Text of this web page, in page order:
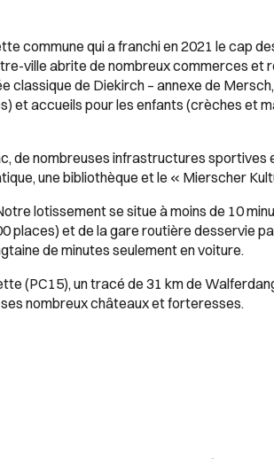
commune qui a franchi en 2021 le cap
ville abrite de nombreux commerces
classique de Diekirch – annexe de
accueils pour les enfants (crèches et
de nombreuses infrastructures
une bibliothèque et le « Mierscher
lotissement se situe à moins de 10
places) et de la gare routière desservie
de minutes seulement en voiture.
(PC15), un tracé de 31 km de
nombreux châteaux et forteresses.